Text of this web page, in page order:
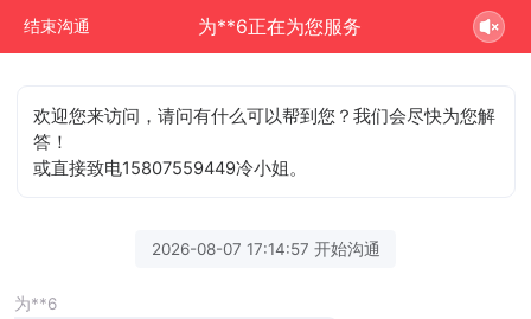
结束沟通 为**6正在为您服务
欢迎您来访问，请问有什么可以帮到您？我们会尽快为您解
答！
或直接致电15807559449冷小姐。
2026-08-07 17:14:57 开始沟通
为**6